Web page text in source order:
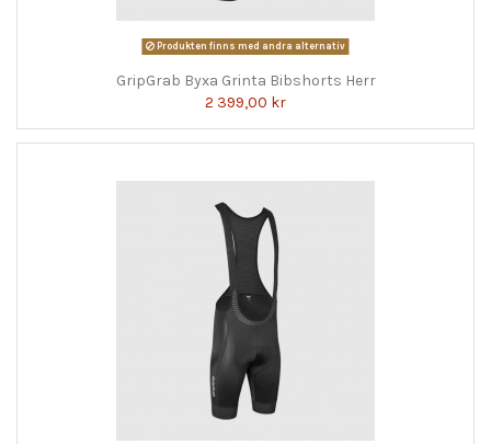
Produkten finns med andra alternativ
GripGrab Byxa Grinta Bibshorts Herr
2 399,00 kr